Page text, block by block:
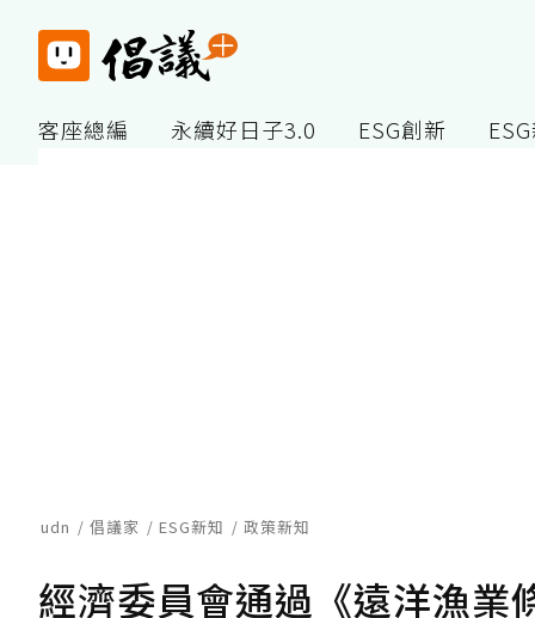
客座總編 永續好日子3.0 ESG創新
udn 倡議家 ESG新知 政策新知
經濟委員會通過《遠洋漁業